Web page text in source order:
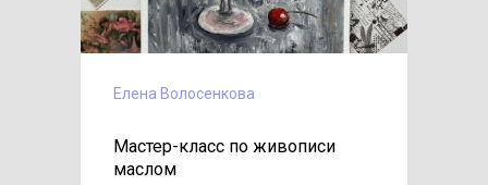
Елена Волосенкова
Мастер-класс по живописи
маслом